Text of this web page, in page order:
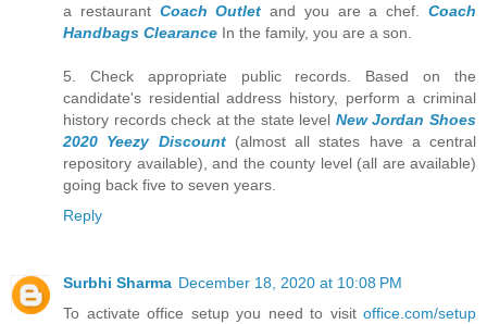
a restaurant Coach Outlet and you are a chef.Coach
Handbags Clearance In the family, you are a son.
5. Check appropriate public records. Based on the
candidate's residential address history, perform a criminal
history records check at the state level New Jordan Shoes
2020 Yeezy Discount(almost all states have a central
repository available), and the county level (all are available)
going back five to seven years.
Reply
Surbhi Sharma December 18, 2020 at 10:08 PM
To activate office setup you need to visit office.com/setup